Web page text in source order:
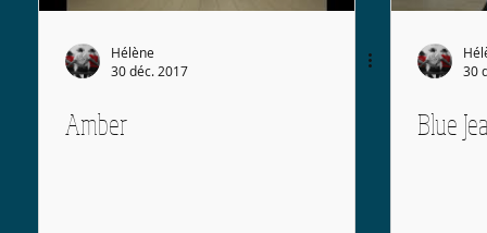
Hélène
30 déc. 2017
Amber
30
Blue